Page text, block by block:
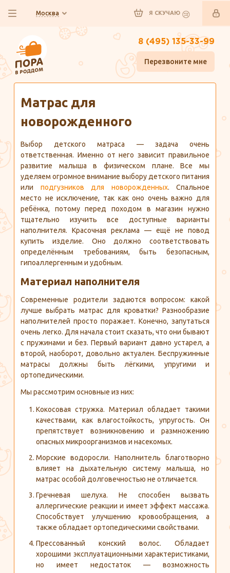
Москва Я СКУЧАЮ
8 (495) 135-33-99
Перезвоните мне
Матрас для
новорожденного
Выбор детского матраса — задача очень
ответственная. Именно от него зависит правильное
развитие малыша в физическом плане. Все мы
уделяем огромное внимание выбору детского питания
или подгузников для новорожденных. Спальное
место не исключение, так как оно очень важно для
ребёнка, потому перед походом в магазин нужно
тщательно изучить все доступные варианты
наполнителя. Красочная реклама — ещё не повод
купить изделие. Оно должно соответствовать
определённым требованиям, быть безопасным,
гипоаллергенным и удобным.
Материал наполнителя
Современные родители задаются вопросом: какой
лучше выбрать матрас для кроватки? Разнообразие
наполнителей просто поражает. Конечно, запутаться
очень легко. Для начала стоит сказать, что они бывают
с пружинами и без. Первый вариант давно устарел, а
второй, наоборот, довольно актуален. Беспружинные
матрасы должны быть лёгкими, упругими и
ортопедическими.
Мы рассмотрим основные из них:
Кокосовая стружка. Материал обладает такими
качествами, как влагостойкость, упругость. Он
препятствует возникновению и размножению
опасных микроорганизмов и насекомых.
Морские водоросли. Наполнитель благотворно
влияет на дыхательную систему малыша, но
матрас особой долговечностью не отличается.
Гречневая шелуха. Не способен вызвать
аллергические реакции и имеет эффект массажа.
Способствует улучшению кровообращения, а
также обладает ортопедическими свойствами.
Прессованный конский волос. Обладает
хорошими эксплуатационными характеристиками,
но имеет недостаток — возможность